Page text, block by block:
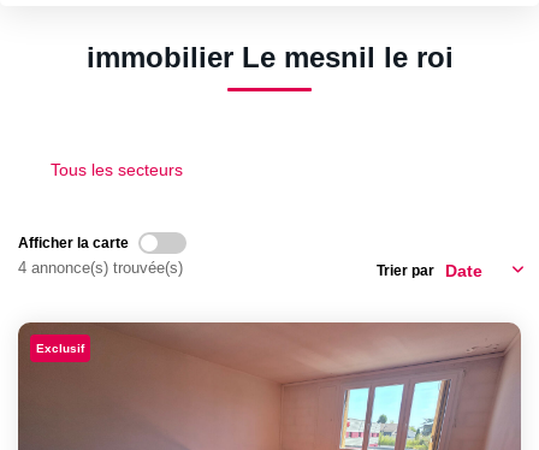
LOUER
Déposer Un Dossier
NOTRE AGENCE
Type de bien
immobilier Le mesnil le roi
Tous les secteurs
Afficher la carte
4 annonce(s) trouvée(s) Trier par
Exclusif